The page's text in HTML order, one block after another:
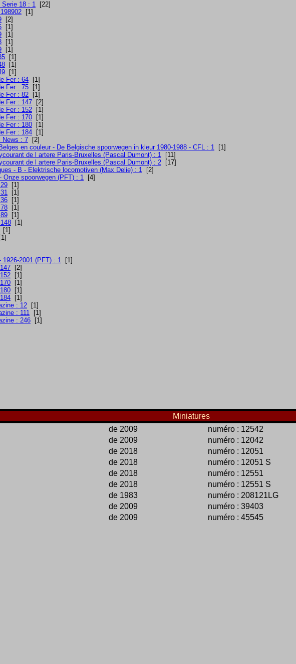
Serie 18 : 1 [22]
[1]
[2]
[1]
[1]
[1]
[1]
[1]
[1]
[1]
Fer : 64 [1]
Fer : 75 [1]
Fer : 82 [1]
Fer : 147 [2]
Fer : 152 [1]
Fer : 170 [1]
Fer : 180 [1]
Fer : 184 [1]
News : 7 [2]
en couleur - De Belgische spoorwegen in kleur 1980-1988 - CFL : 1 [1]
de l artere Paris-Bruxelles (Pascal Dumont) : 1 [11]
de l artere Paris-Bruxelles (Pascal Dumont) : 2 [17]
- B - Elektrische locomotiven (Max Delie) : 1 [2]
Onze spoorwegen (PFT) : 1 [4]
[1]
[1]
[1]
[1]
[1]
[1]
[1]
2001 (PFT) : 1 [1]
[2]
[1]
[1]
[1]
[1]
: 12 [1]
: 111 [1]
: 246 [1]
Miniatures
de 2009
numéro : 12542
de 2009
numéro : 12042
de 2018
numéro : 12051
de 2018
numéro : 12051 S
de 2018
numéro : 12551
de 2018
numéro : 12551 S
de 1983
numéro : 208121LG
de 2009
numéro : 39403
de 2009 numéro : 45545